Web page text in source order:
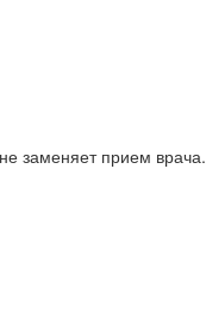
заменяет прием врача.